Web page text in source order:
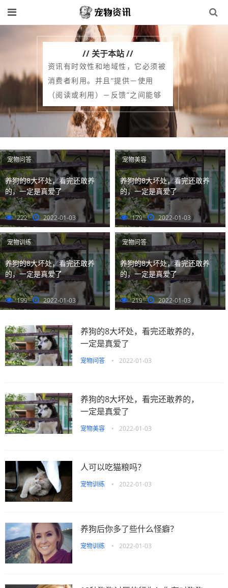
// 关于本站 //
资讯有时效性和地域性，它必须被
消费者利用。并且“提供－使用
（阅读或利用）－反馈”之间能够
形成一个长期稳定的消费链，具有
这些特点的消息才可以称之为资
讯。资讯和新闻的区别在于：新闻
是一种资讯。资讯是一种信息，涵
盖的不只是新闻，还可以包括其他
媒介。如亲临专家讲座等等；新闻
的目标受众相对宽泛，没有严格的
受众划分，学语言的人可以去阅读
科技新闻。学技术的也完全可以去
阅读···
宠物问答
养狗的8大坏处，看完还敢养
的，一定是真爱了
222 2022-01-03
宠物美容
养狗的8大坏处，看完还敢养
的，一定是真爱了
179 2022-01-03
宠物训练
养狗的8大坏处，看完还敢养
的，一定是真爱了
199 2022-01-03
宠物问答
养狗的8大坏处，看完还敢养
的，一定是真爱了
219 2022-01-03
养狗的8大坏处，看完还敢养的，
一定是真爱了
宠物问答 • 2022-01-03
养狗的8大坏处，看完还敢养的，
一定是真爱了
宠物美容 • 2022-01-03
人可以吃猫粮吗？
宠物训练 • 2022-01-03
养狗后你多了些什么怪癖？
宠物训练 • 2022-01-03